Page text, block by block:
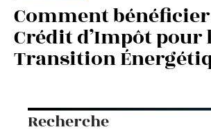
Comment
Crédit d’Impôt pour
Transition
Recherche